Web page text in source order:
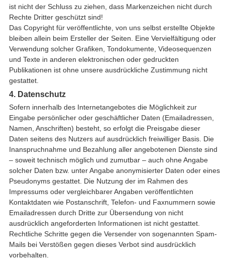
ist nicht der Schluss zu ziehen, dass Markenzeichen nicht durch
Rechte Dritter geschützt sind!
Das Copyright für veröffentlichte, von uns selbst erstellte Objekte
bleiben allein beim Ersteller der Seiten. Eine Vervielfältigung oder
Verwendung solcher Grafiken, Tondokumente, Videosequenzen
und Texte in anderen elektronischen oder gedruckten
Publikationen ist ohne unsere ausdrückliche Zustimmung nicht
gestattet.
4. Datenschutz
Sofern innerhalb des Internetangebotes die Möglichkeit zur
Eingabe persönlicher oder geschäftlicher Daten (Emailadressen,
Namen, Anschriften) besteht, so erfolgt die Preisgabe dieser
Daten seitens des Nutzers auf ausdrücklich freiwilliger Basis. Die
Inanspruchnahme und Bezahlung aller angebotenen Dienste sind
– soweit technisch möglich und zumutbar – auch ohne Angabe
solcher Daten bzw. unter Angabe anonymisierter Daten oder eines
Pseudonyms gestattet. Die Nutzung der im Rahmen des
Impressums oder vergleichbarer Angaben veröffentlichten
Kontaktdaten wie Postanschrift, Telefon- und Faxnummern sowie
Emailadressen durch Dritte zur Übersendung von nicht
ausdrücklich angeforderten Informationen ist nicht gestattet.
Rechtliche Schritte gegen die Versender von sogenannten Spam-
Mails bei Verstößen gegen dieses Verbot sind ausdrücklich
vorbehalten.